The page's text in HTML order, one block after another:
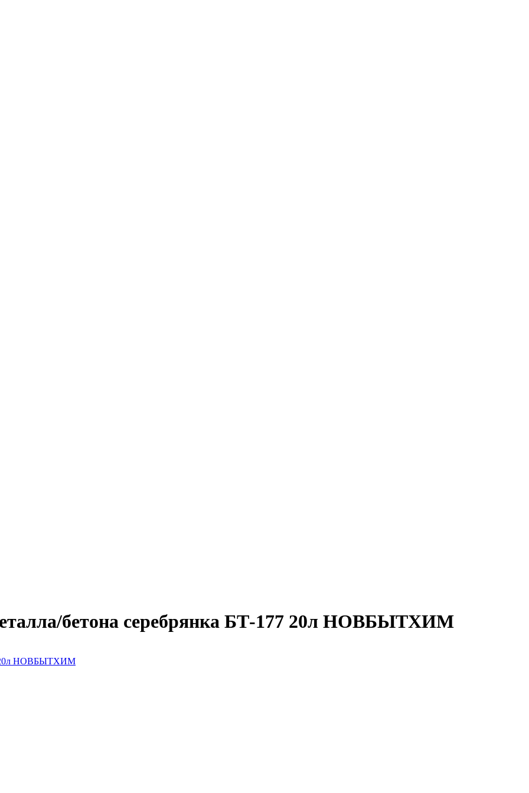
бетона серебрянка БТ-177 20л НОВБЫТХИМ